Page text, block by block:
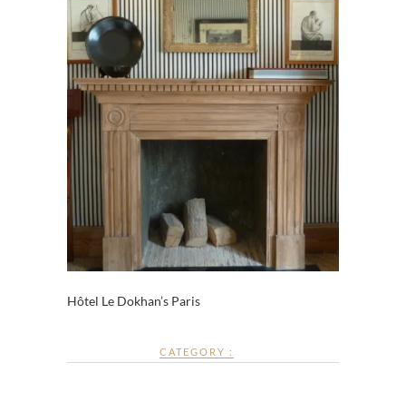
Hôtel Le Dokhan’s Paris
CATEGORY :